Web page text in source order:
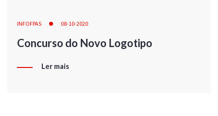
INFOFPAS 08-10-2020
Concurso do Novo Logotipo
Ler mais